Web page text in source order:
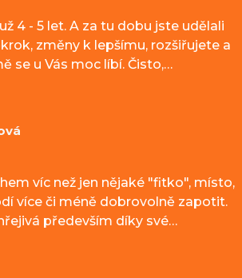
4 - 5 let. A za tu dobu jste udělali
změny k lepšímu, rozšiřujete a
se u Vás moc líbí. Čisto,…
víc než jen nějaké "fitko", místo,
více či méně dobrovolně zapotit.
především díky své…